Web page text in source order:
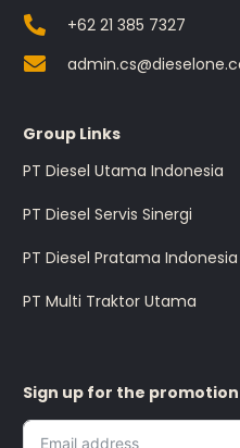
+62 21 385 7327
Group Links
PT Diesel Utama Indonesia
PT Diesel Servis Sinergi
PT Diesel Pratama Indonesia
PT Multi Traktor Utama
Sign up for the promotion